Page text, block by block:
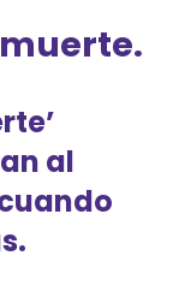
muerte.
al